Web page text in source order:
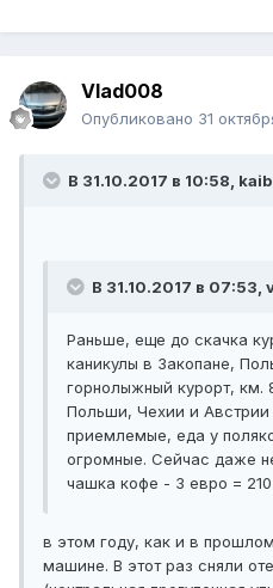
Vlad008
Опубликовано 31
В 31.10.2017 в 10:58,
В 31.10.2017 в 07:53,
Раньше, еще до скачка
каникулы в Закопане,
горнолыжный курорт, км.
Польши, Чехии и
приемлемые, еда у
огромные. Сейчас даже
чашка кофе - 3 евро =
в этом году, как и в
машине. В этот раз сняли